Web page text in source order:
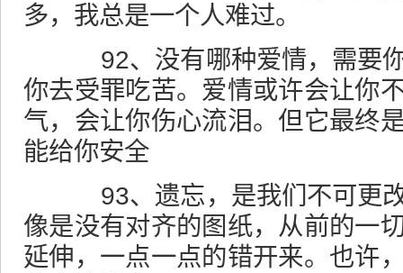
多，我总是一个人难过。
92、没有哪种爱情，需要你
你去受罪吃苦。爱情或许会让你
气，会让你伤心流泪。但它最终
能给你安全
93、遗忘，是我们不可更改
像是没有对齐的图纸，从前的一
延伸，一点一点的错开来。也许